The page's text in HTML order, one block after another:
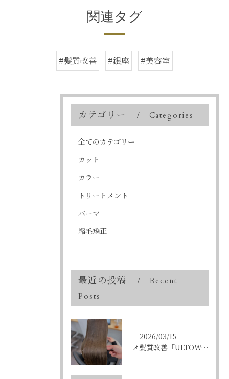
関連タグ
#髪質改善 #銀座 #美容室
カテゴリー Categories
全てのカテゴリー
カット
カラー
トリートメント
パーマ
縮毛矯正
最近の投稿
Recent
Posts
2026/03/15
📌髪質改善「ULTOWAトリートメント」はこんな方にオススメ...